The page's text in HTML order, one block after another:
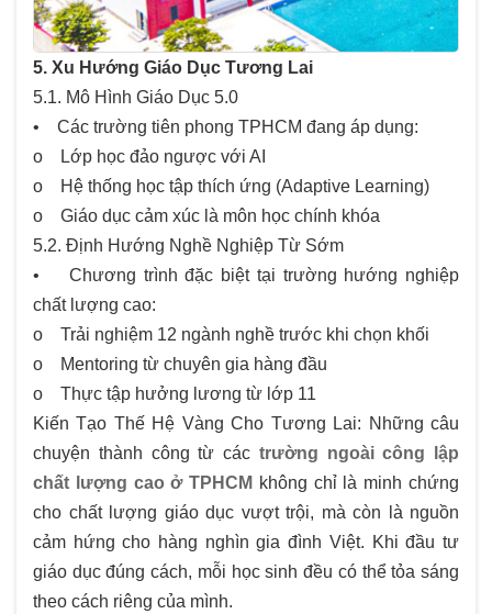
5. Xu Hướng Giáo Dục Tương Lai
5.1. Mô Hình Giáo Dục 5.0
• Các trường tiên phong TPHCM đang áp dụng:
o Lớp học đảo ngược với AI
o Hệ thống học tập thích ứng (Adaptive Learning)
o Giáo dục cảm xúc là môn học chính khóa
5.2. Định Hướng Nghề Nghiệp Từ Sớm
• Chương trình đặc biệt tại trường hướng nghiệp
chất lượng cao:
o Trải nghiệm 12 ngành nghề trước khi chọn khối
o Mentoring từ chuyên gia hàng đầu
o Thực tập hưởng lương từ lớp 11
Kiến Tạo Thế Hệ Vàng Cho Tương Lai: Những câu
chuyện thành công từ các trường ngoài công lập
chất lượng cao ở TPHCM không chỉ là minh chứng
cho chất lượng giáo dục vượt trội, mà còn là nguồn
cảm hứng cho hàng nghìn gia đình Việt. Khi đầu tư
giáo dục đúng cách, mỗi học sinh đều có thể tỏa sáng
theo cách riêng của mình.